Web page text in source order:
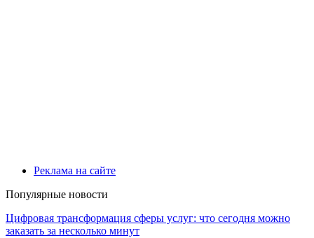
Реклама на сайте
Популярные новости
Цифровая трансформация сферы услуг: что сегодня можно
заказать за несколько минут